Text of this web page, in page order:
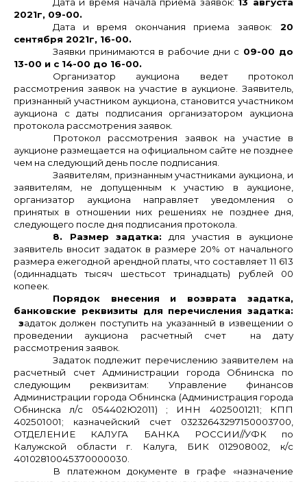
Дата и время начала приема заявок: 13 августа
2021г, 09-00.
Дата и время окончания приема заявок: 20
сентября 2021г, 16-00.
Заявки принимаются в рабочие дни с 09-00 до
13-00 и с 14-00 до 16-00.
Организатор аукциона ведет протокол
рассмотрения заявок на участие в аукционе. Заявитель,
признанный участником аукциона, становится участником
аукциона с даты подписания организатором аукциона
протокола рассмотрения заявок.
Протокол рассмотрения заявок на участие в
аукционе размещается на официальном сайте не позднее
чем на следующий день после подписания.
Заявителям, признанным участниками аукциона, и
заявителям, не допущенным к участию в аукционе,
организатор аукциона направляет уведомления о
принятых в отношении них решениях не позднее дня,
следующего после дня подписания протокола.
8. Размер задатка: для участия в аукционе
заявитель вносит задаток в размере 20% от начального
размера ежегодной арендной платы, что составляет 11 613
(одиннадцать тысяч шестьсот тринадцать) рублей 00
копеек.
Порядок внесения и возврата задатка,
банковские реквизиты для перечисления задатка:
задаток должен поступить на указанный в извещении о
проведении аукциона расчетный счет на дату
рассмотрения заявок.
Задаток подлежит перечислению заявителем на
расчетный счет Администрации города Обнинска по
следующим реквизитам: Управление финансов
Администрации города Обнинска (Администрация города
Обнинска л/с 054402Ю2011) ; ИНН 4025001211; КПП
402501001; казначейский счет 03232643297150003700,
ОТДЕЛЕНИЕ КАЛУГА БАНКА РОССИИ//УФК по
Калужской области г. Калуга, БИК 012908002, к/с
40102810045370000030.
В платежном документе в графе «назначение